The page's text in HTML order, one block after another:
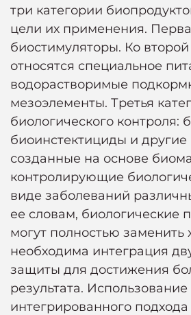
три категории
цели их применения.
биостимуляторы. Ко
относятся специальное
водорастворимые
мезоэлементы. Третья
биологического контроля:
биоинстектициды и другие
созданные на основе
контролирующие
виде заболеваний
ее словам, биологические
могут полностью заменить
необходима интеграция
защиты для достижения
результата. Использование
интегрированного